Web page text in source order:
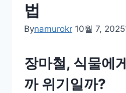
법
Bynamurokr 10월 7, 2025
장마철, 식물에
까 위기일까?